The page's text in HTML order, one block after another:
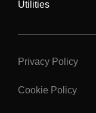
Utilities
Privacy Policy
Cookie Policy